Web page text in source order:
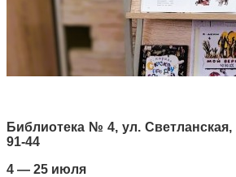
Библиотека № 4, ул. Светланская,
91-44
4 — 25 июля